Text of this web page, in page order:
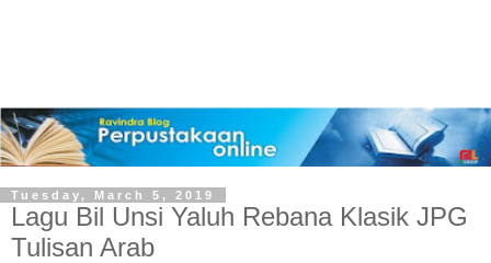
Tuesday, March 5, 2019
Lagu Bil Unsi Yaluh Rebana Klasik JPG
Tulisan Arab